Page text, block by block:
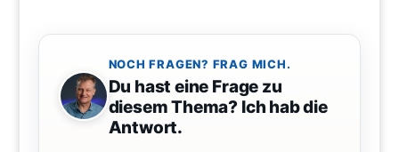
NOCH FRAGEN? FRAG MICH.
Du hast eine Frage zu
diesem Thema? Ich hab die
Antwort.